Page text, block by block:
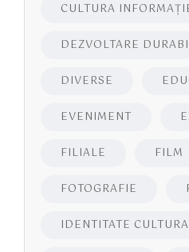
CULTURA
DEZVOLTARE
DIVERSE
EVENIMENT
FILIALE FILM
FOTOGRAFIE
IDENTITATE